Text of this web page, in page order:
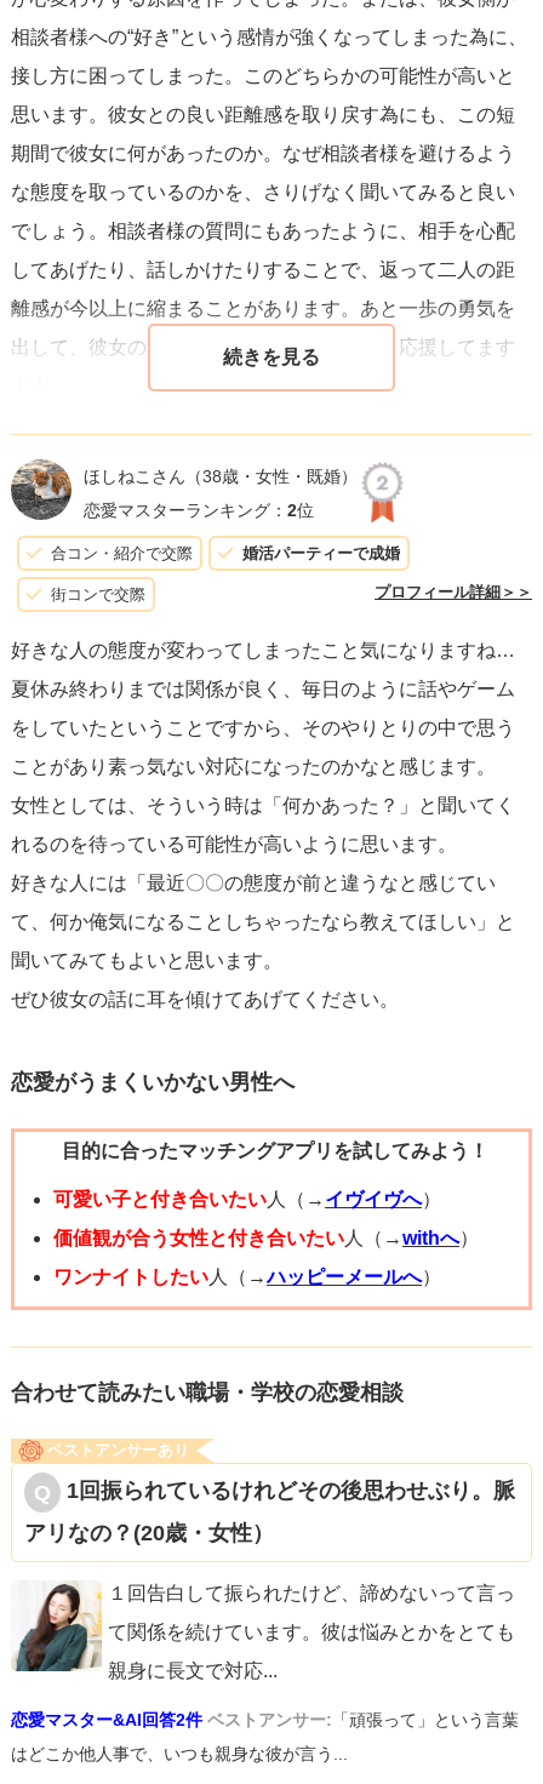
相談者様への“好き”という感情が強くなってしまった為に、
接し方に困ってしまった。このどちらかの可能性が高いと
思います。彼女との良い距離感を取り戻す為にも、この短
期間で彼女に何があったのか。なぜ相談者様を避けるよう
な態度を取っているのかを、さりげなく聞いてみると良い
でしょう。相談者様の質問にもあったように、相手を心配
してあげたり、話しかけたりすることで、返って二人の距
離感が今以上に縮まることがあります。あと一歩の勇気を
出して、彼女の真意を聞いてみてください。応援してます
ほしねこさん （38歳・女性・既婚）
恋愛マスターランキング： 2位
合コン・紹介で交際 婚活パーティーで成婚
街コンで交際 プロフィール詳細＞＞
好きな人の態度が変わってしまったこと気になりますね…
夏休み終わりまでは関係が良く、毎日のように話やゲーム
をしていたということですから、そのやりとりの中で思う
ことがあり素っ気ない対応になったのかなと感じます。
女性としては、そういう時は「何かあった？」と聞いてく
れるのを待っている可能性が高いように思います。
好きな人には「最近〇〇の態度が前と違うなと感じてい
て、何か俺気になることしちゃったなら教えてほしい」と
聞いてみてもよいと思います。
ぜひ彼女の話に耳を傾けてあげてください。
恋愛がうまくいかない男性へ
目的に合ったマッチングアプリを試してみよう！
可愛い子と付き合いたい人（→ イヴイヴへ）
価値観が合う女性と付き合いたい人（→withへ）
ワンナイトしたい人（→ハッピーメールへ）
合わせて読みたい職場・学校の恋愛相談
ベストアンサーあり
1回振られているけれどその後思わせぶり。脈
アリなの？(20歳・女性）
１回告白して振られたけど、諦めないって言っ
て関係を続けています。彼は悩みとかをとても
親身に長文で対応...
恋愛マスター&AI回答2件 ベストアンサー: 「頑張って」という言葉
はどこか他人事で、いつも親身な彼が言う...